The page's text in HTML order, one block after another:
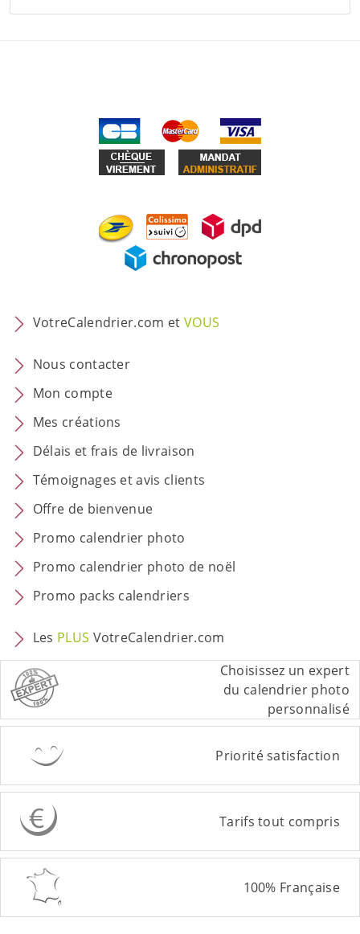
VotreCalendrier.com etVOUS
Nous contacter
Mon compte
Mes créations
Délais et frais de livraison
Témoignages et avis clients
Offre de bienvenue
Promo calendrier photo
Promo calendrier photo de noël
Promo packs calendriers
Les PLUS VotreCalendrier.com
Choisissez un expert
du calendrier photo
personnalisé
Priorité satisfaction
Tarifs tout compris
100% Française